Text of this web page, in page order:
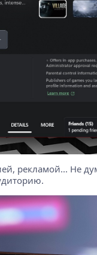
рекламой... Не